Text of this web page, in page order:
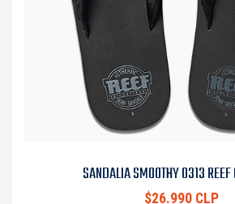
SANDALIA SMOOTHY 0313
$26.990 CLP